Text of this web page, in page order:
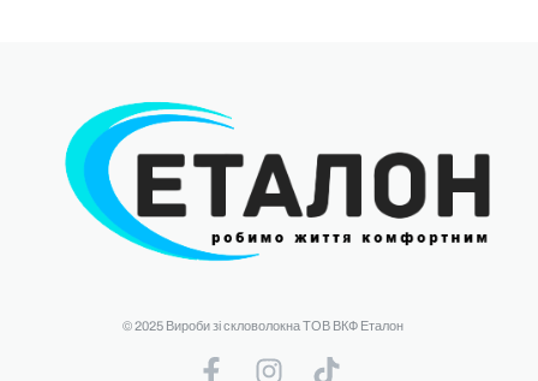
© 2025 Вироби зі скловолокна ТОВ ВКФ Еталон